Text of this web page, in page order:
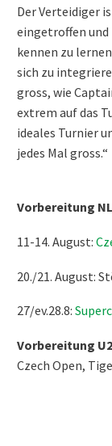
Der Verteidiger
eingetroffen und
kennen zu
sich zu
gross, wie
extrem auf das
ideales Turnier
jedes Mal gross.“
Vorbereitung
11-14. August:
20./21. August:
27/ev.28.8:
Vorbereitung
Czech Open,